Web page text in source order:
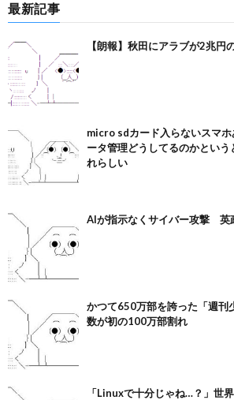
最新記事
【朗報】秋田にアラブが2兆円
micro sdカード入らないスマ
ータ管理どうしてるのかという
れらしい
AIが指示なくサイバー攻撃 英
かつて650万部を誇った「週刊
数が初の100万部割れ
「Linuxで十分じゃね…？」